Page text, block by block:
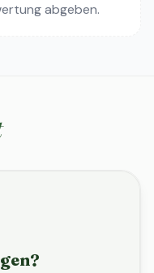
abgeben.